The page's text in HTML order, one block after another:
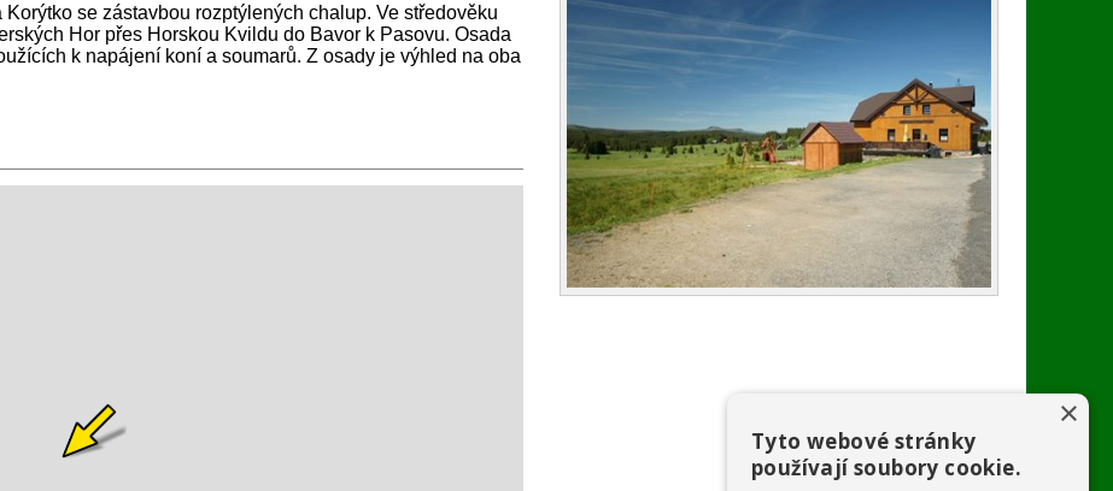
se zástavbou rozptýlených chalup. Ve středověku
Hor přes Horskou Kvildu do Bavor k Pasovu. Osada
k napájení koní a soumarů. Z osady je výhled na oba
×
Tyto webové stránky
používají soubory cookie.